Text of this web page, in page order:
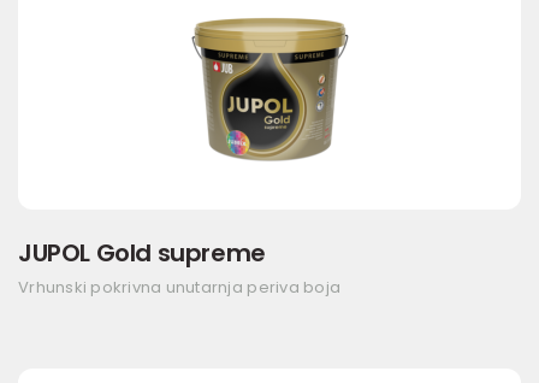
JUPOL Gold supreme
Vrhunski pokrivna unutarnja periva boja